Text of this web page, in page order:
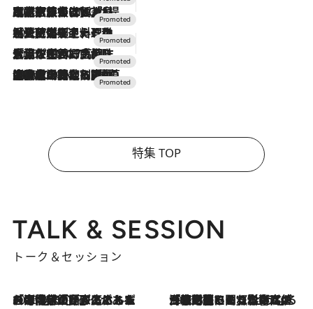
2026.7.31
【ホテル帰省】という選択肢をOMOが提案。家族とほどよい距離を保つには「昼は実家、夜は気兼ねなくホテルで！」
2026.7.24
【夏限定ディナーコース】旬を迎える稚鮎や花ズッキーニなどをイタリア・トスカーナの郷土料理の手法で満喫！
2026.7.17
「土佐和ハーブかき氷」がOMO7高知に登場！生姜、山椒、大葉など目にも舌にも涼を呼ぶ郷土の味
2026.7.10
NEW OPEN！【界 草津】名湯の地に誕生。趣の異なる2種の温泉と上州ならではの会席・蕎麦割烹など美食を味わう究極の癒やし旅
特集 TOP
TALK & SESSION
トーク＆セッション
2026.8.3
「今後値上げがあるとすれば…」「リスクがあるのは今年の冬」エネルギー専門家が語る、ホルムズ海峡封鎖が家庭にもたらす“ある心配” 2026.8.3
「住宅建てられない…」「サーチャージ料の高値が続いている」ホルムズ海峡封鎖による影響はいつまで続く？《エネルギー専門家に聞く“どうなる日本の暮らし”》